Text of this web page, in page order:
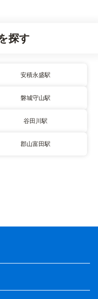
探す
安積永盛駅
磐城守山駅
谷田川駅
郡山富田駅